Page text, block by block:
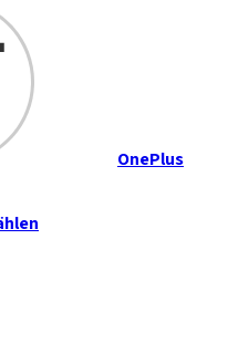
OnePlus